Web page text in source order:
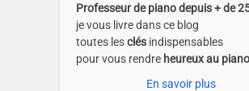
Professeur de piano depuis + de
je vous livre dans ce blog
toutes lesclés indispensables
pour vous rendre heureux au piano
En savoir plus